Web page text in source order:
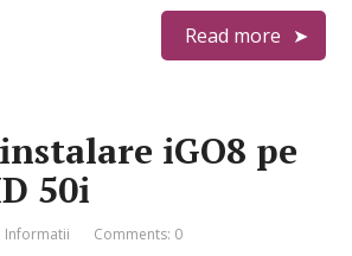
Read more
iGO8 pe
50i
Informatii Comments: 0